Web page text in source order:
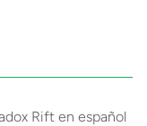
Rift en español